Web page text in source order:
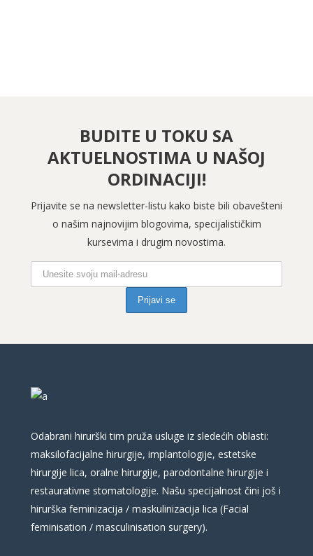
BUDITE U TOKU SA
AKTUELNOSTIMA U NAŠOJ
ORDINACIJI!
Prijavite se na newsletter-listu kako biste bili obavešteni
o našim najnovijim blogovima, specijalističkim
kursevima i drugim novostima.
Odabrani hirurški tim pruža usluge iz sledećih oblasti:
maksilofacijalne hirurgije, implantologije, estetske
hirurgije lica, oralne hirurgije, parodontalne hirurgije i
restaurativne stomatologije. Našu specijalnost čini još i
hirurška feminizacija / maskulinizacija lica (Facial
feminisation / masculinisation surgery).